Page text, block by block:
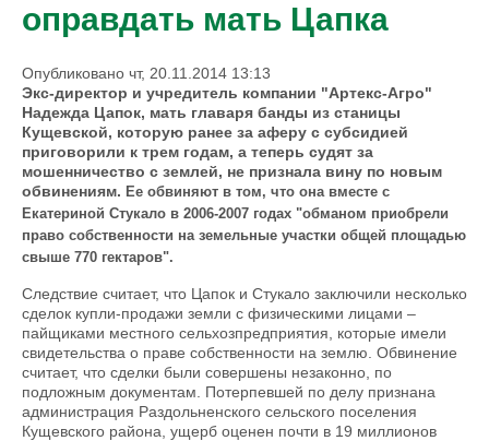
оправдать мать Цапка
Опубликовано чт, 20.11.2014 13:13
Экс-директор и учредитель компании "Артекс-Агро"
Надежда Цапок, мать главаря банды из станицы
Кущевской, которую ранее за аферу с субсидией
приговорили к трем годам, а теперь судят за
мошенничество с землей, не признала вину по новым
обвинениям. Ее обвиняют в том, что она вместе с
Екатериной Стукало в 2006-2007 годах "обманом приобрели
право собственности на земельные участки общей площадью
свыше 770 гектаров".
Следствие считает, что Цапок и Стукало заключили несколько
сделок купли-продажи земли с физическими лицами –
пайщиками местного сельхозпредприятия, которые имели
свидетельства о праве собственности на землю. Обвинение
считает, что сделки были совершены незаконно, по
подложным документам. Потерпевшей по делу признана
администрация Раздольненского сельского поселения
Кущевского района, ущерб оценен почти в 19 миллионов